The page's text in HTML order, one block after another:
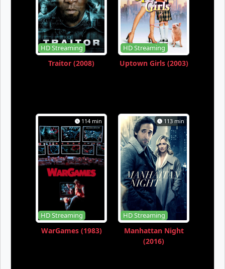
HD Streaming
Traitor (2008)
HD Streaming
Uptown Girls (2003)
114 min
HD Streaming
WarGames (1983)
113 min
HD Streaming
Manhattan Night
(2016)